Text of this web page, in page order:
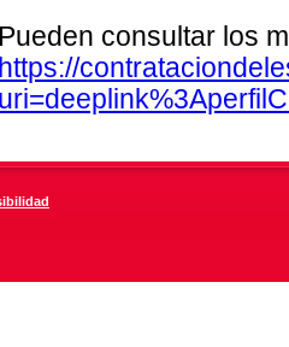
Pueden consultar los
https://